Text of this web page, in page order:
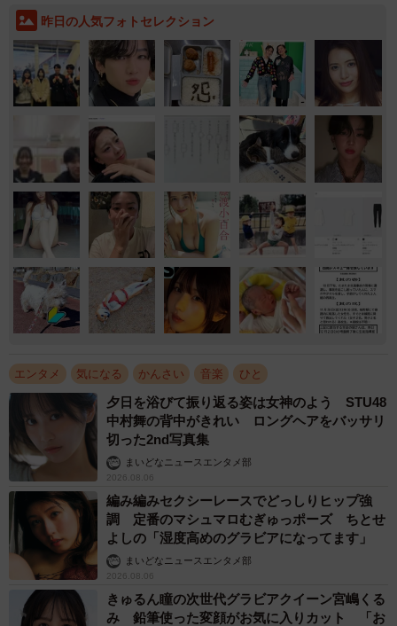
昨日の人気フォトセレクション
エンタメ 気になる かんさい 音楽 ひと
夕日を浴びて振り返る姿は女神のよう STU48
中村舞の背中がきれい ロングヘアをバッサリ
切った2nd写真集
まいどなニュースエンタメ部
2026.08.06
編み編みセクシーレースでどっしりヒップ強
調 定番のマシュマロむぎゅっポーズ ちとせ
よしの「湿度高めのグラビアになってます」
まいどなニュースエンタメ部
2026.08.06
きゅるん瞳の次世代グラビアクイーン宮嶋くる
み 鉛筆使った変顔がお気に入りカット 「お